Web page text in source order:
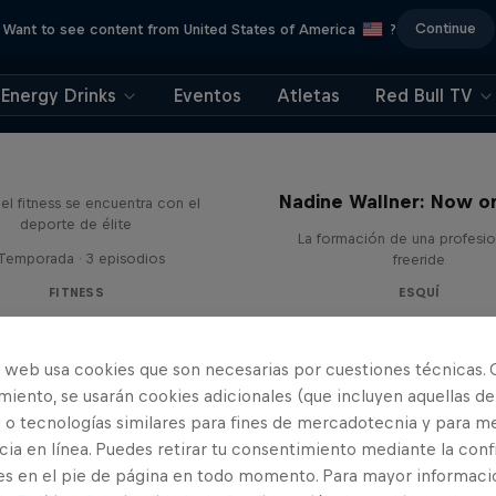
Want to see content from United States of America ? Continue
Energy Drinks Eventos Atletas Red Bull TV
fitness se encuentra con el
deporte de élite
· 3 episodios
FITNESS
Nadine Wallner: Now
La formación de una
freeride
ESQUÍ
web usa cookies que son necesarias por cuestiones técnicas.
se usarán cookies adicionales (que incluyen aquellas de
tecnologías similares para fines de mercadotecnia y para
en línea. Puedes retirar tu consentimiento mediante la
en el pie de página en todo momento. Para mayor